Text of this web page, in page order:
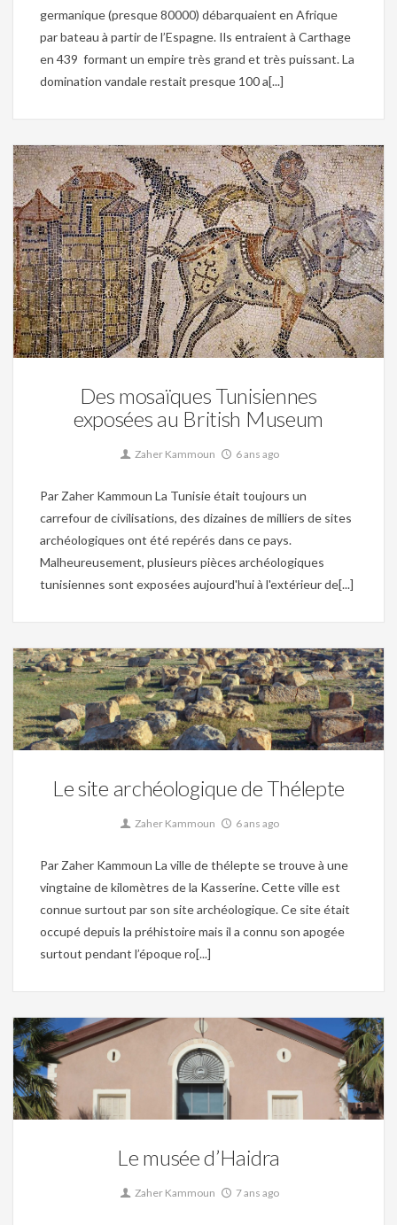
germanique (presque 80000) débarquaient en Afrique
par bateau à partir de l’Espagne. Ils entraient à Carthage
en 439 formant un empire très grand et très puissant. La
domination vandale restait presque 100 a[...]
0
Carthage, Christianisme, Mosaique, Musée, Patrimoine, Tunisie byzantine,
Tunisie romaine, Tunisie Vandale
Des mosaïques Tunisiennes
exposées au British Museum
Zaher Kammoun 6 ans ago
Par Zaher Kammoun La Tunisie était toujours un
carrefour de civilisations, des dizaines de milliers de sites
archéologiques ont été repérés dans ce pays.
Malheureusement, plusieurs pièces archéologiques
tunisiennes sont exposées aujourd'hui à l'extérieur de[...]
0
Christianisme, Mosaique, Site archéologique, Tunisie byzantine,
Tunisie romaine
Le site archéologique de Thélepte
Zaher Kammoun 6 ans ago
Par Zaher Kammoun La ville de thélepte se trouve à une
vingtaine de kilomètres de la Kasserine. Cette ville est
connue surtout par son site archéologique. Ce site était
occupé depuis la préhistoire mais il a connu son apogée
surtout pendant l’époque ro[...]
Christianisme, Mosaique, Musée, Site archéologique, Tunisie byzantine,
Tunisie romaine
Le musée d’Haidra
Zaher Kammoun 7 ans ago